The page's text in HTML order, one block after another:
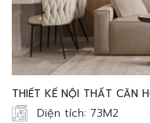
THIẾT KẾ NỘI THẤT CĂN
Diện tích: 73M2